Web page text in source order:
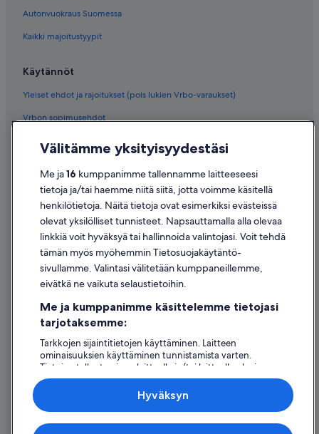
Autonvuokraus Suomessa
Kaikki majoitustyypit
Käytännöt
Yleiset ehdot ja rajoitukset (pois lukien Vrbo-varaukset)
Vrbon sopimusehdot
Evästeet
Käyttöehdot
Oikeudelliset tiedot / ota meihin yhteyttä
Sisältövaatimukset ja ilmoituksen tekeminen sisällöstä
Tuki
Ota yhteyttä
Hyvityksen hakeminen ja aikarajat
Varaa lento lentoyhtiön hyvityskupongeilla
Kansainväliset matka-asiakirjat
Välitämme yksityisyydestäsi
Me ja16 kumppanimme tallennamme laitteeseesi
tietoja ja/tai haemme niitä siitä, jotta voimme käsitellä
henkilötietoja. Näitä tietoja ovat esimerkiksi evästeissä
olevat yksilölliset tunnisteet. Napsauttamalla alla olevaa
linkkiä voit hyväksyä tai hallinnoida valintojasi. Voit tehdä
tämän myös myöhemmin Tietosuojakäytäntö-
sivullamme. Valintasi välitetään kumppaneillemme,
eivätkä ne vaikuta selaustietoihin.
Me ja kumppanimme käsittelemme tietojasi
tarjotaksemme:
Tarkkojen sijaintitietojen käyttäminen. Laitteen
ominaisuuksien käyttäminen tunnistamista varten.
Tietojen tallentaminen laitteelle ja/tai laitteella olevien
tietojen käyttö. Kohdennettu mainonta ja personoitu
sisältö, mainonnan ja sisällön mittaus, yleisötutkimus ja
Hyväksyn